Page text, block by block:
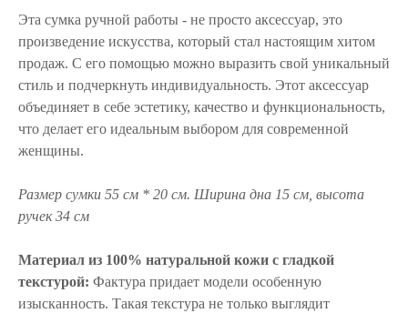
Эта сумка ручной работы - не просто аксессуар, это
произведение искусства, который стал настоящим хитом
продаж. С его помощью можно выразить свой уникальный
стиль и подчеркнуть индивидуальность. Этот аксессуар
объединяет в себе эстетику, качество и функциональность,
что делает его идеальным выбором для современной
женщины.
Размер сумки 55 см * 20 см. Ширина дна 15 см, высота
ручек 34 см
Материал из 100% натуральной кожи с гладкой
текстурой: Фактура придает модели особенную
изысканность. Такая текстура не только выглядит